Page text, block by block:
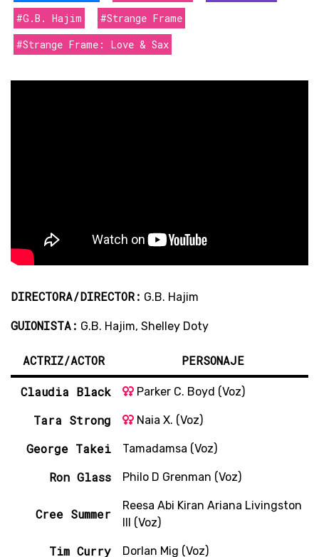
#G.B. Hajim
#Strange Frame
#Strange Frame: Love & Sax
DIRECTORA/DIRECTOR: G.B. Hajim
GUIONISTA: G.B. Hajim, Shelley Doty
ACTRIZ/ACTOR PERSONAJE
Claudia Black Parker C. Boyd (Voz)
Tara Strong Naia X. (Voz)
George Takei Tamadamsa (Voz)
Ron Glass Philo D Grenman (Voz)
Cree Summer
Reesa Abi Kiran Ariana Livingston
III (Voz)
Tim Curry Dorlan Mig (Voz)